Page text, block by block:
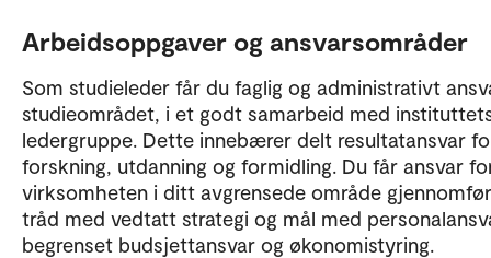
Arbeidsoppgaver og ansvarsområder
Som studieleder får du faglig og administrativt
studieområdet, i et godt samarbeid med
ledergruppe. Dette innebærer delt resultatansvar
forskning, utdanning og formidling. Du får ansvar
virksomheten i ditt avgrensede område
tråd med vedtatt strategi og mål med
begrenset budsjettansvar og økonomistyring.